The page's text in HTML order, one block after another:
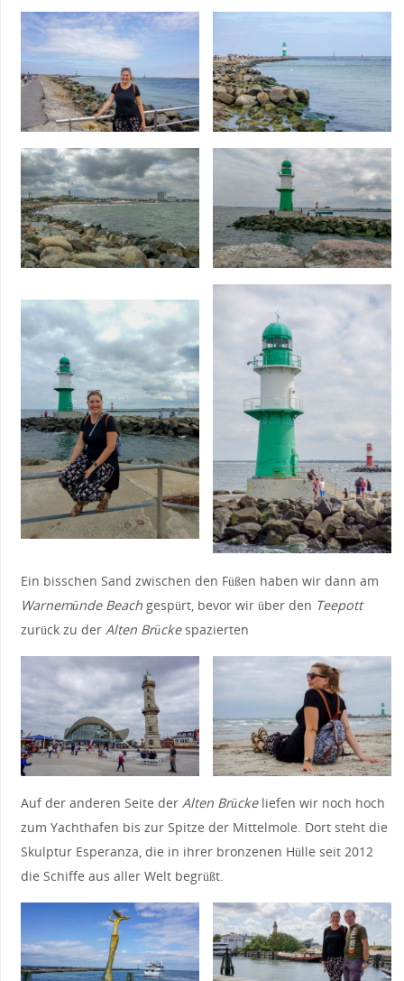
Ein bisschen Sand zwischen den Füßen haben wir dann am
Warnemünde Beachgespürt, bevor wir über den Teepott
zurück zu der Alten Brückespazierten
Auf der anderen Seite der Alten Brückeliefen wir noch hoch
zum Yachthafen bis zur Spitze der Mittelmole. Dort steht die
Skulptur Esperanza, die in ihrer bronzenen Hülle seit 2012
die Schiffe aus aller Welt begrüßt.